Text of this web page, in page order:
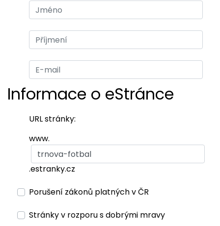
Informace o eStránce
URL stránky:
www.
.estranky.cz
Porušení zákonů platných v ČR
Stránky v rozporu s dobrými mravy